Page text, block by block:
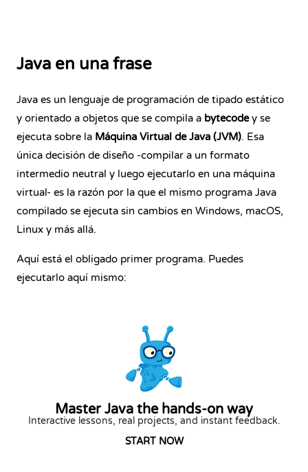
Java en una frase
Java es un lenguaje de programación de tipado estático
y orientado a objetos que se compila a bytecodey se
ejecuta sobre la Máquina Virtual de Java (JVM). Esa
única decisión de diseño -compilar a un formato
intermedio neutral y luego ejecutarlo en una máquina
virtual- es la razón por la que el mismo programa Java
compilado se ejecuta sin cambios en Windows, macOS,
Linux y más allá.
Aquí está el obligado primer programa. Puedes
ejecutarlo aquí mismo:
Master Java the hands-on way
Interactive lessons, real projects, and instant feedback.
START NOW